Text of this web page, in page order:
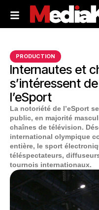
PRODUCTION
Internautes et
s’intéressent
l’eSport
La notoriété de l’eSport
public, en majorité
chaînes de télévision.
international olympique
entière, le sport
téléspectateurs,
tournois internationaux.